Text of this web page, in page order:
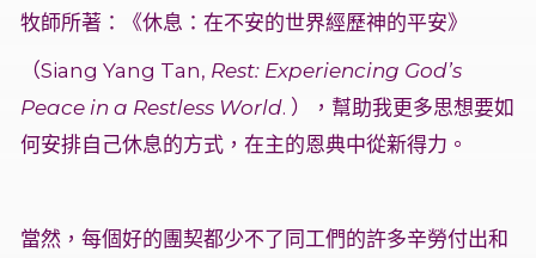
牧師所著：《休息：在不安的世界經歷神的平安》
（Siang Yang Tan, Rest: Experiencing God’s
Peace in a Restless World. ），幫助我更多思想要如
何安排自己休息的方式，在主的恩典中從新得力。
當然，每個好的團契都少不了同工們的許多辛勞付出和